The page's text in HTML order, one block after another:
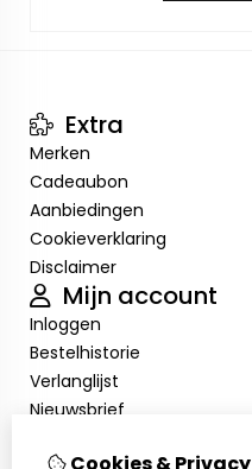
Extra
Merken
Cadeaubon
Aanbiedingen
Cookieverklaring
Disclaimer
Mijn account
Inloggen
Bestelhistorie
Verlanglijst
Nieuwsbrief